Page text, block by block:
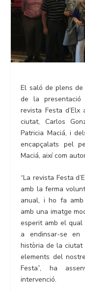
El saló de plens de
de la
revista Festa
ciutat, Carlos
Patricia Maciá, i
encapçalats pel
Maciá, així com
“La revista Festa
amb la ferma
anual, i ho fa amb
amb una imatge
esperit amb el
a endinsar-se
història de la ciutat
elements del
Festa”, ha
intervenció.